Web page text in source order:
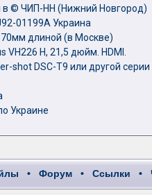
в © ЧИП-НН (Нижний Новгород)
01199A Украина
70мм длиной (в Москве)
H, 21,5 дюйм. HDMI.
shot DSC-T9 или другой серии
Украине
• Форум • Ссылки •